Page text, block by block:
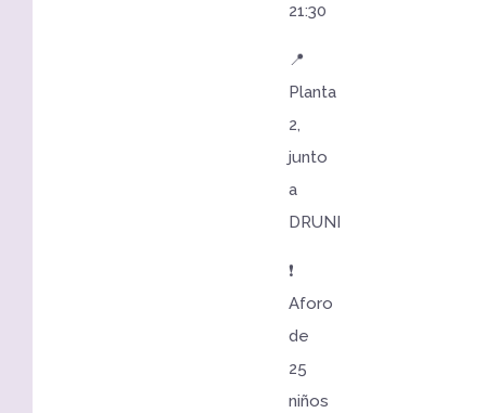
21:30
📍
Planta
2,
junto
a
DRUNI
❗
Aforo
de
25
niños